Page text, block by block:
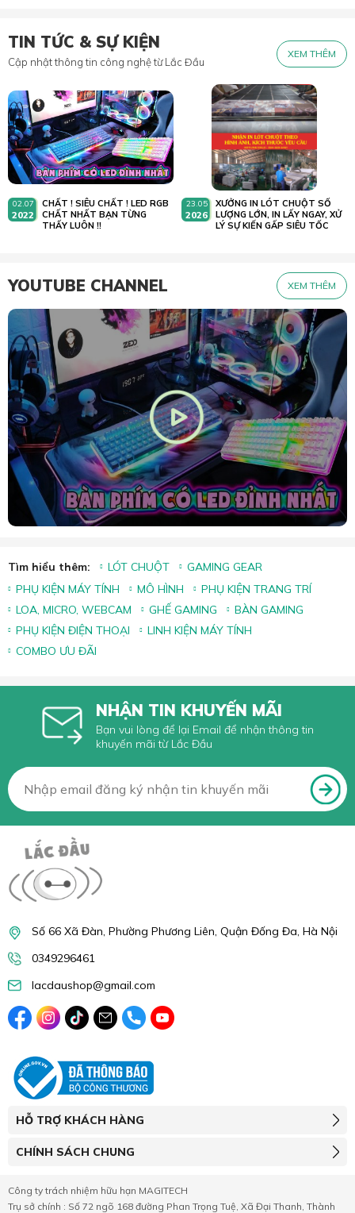
TIN TỨC & SỰ KIỆN
Cập nhật thông tin công nghệ từ Lắc Đầu
XEM THÊM
02.07
2022
CHẤT ! SIÊU CHẤT ! LED RGB
CHẤT NHẤT BẠN TỪNG
THẤY LUÔN !!
23.05
2026
XƯỞNG IN LÓT CHUỘT SỐ
LƯỢNG LỚN, IN LẤY NGAY, XỬ
LÝ SỰ KIẾN GẤP SIÊU TỐC
YOUTUBE CHANNEL XEM THÊM
Tìm hiểu thêm: LÓT CHUỘT
GAMING GEAR
PHỤ KIỆN MÁY TÍNH
MÔ HÌNH
PHỤ KIỆN TRANG TRÍ
LOA, MICRO, WEBCAM
GHẾ GAMING
BÀN GAMING
PHỤ KIỆN ĐIỆN THOẠI
LINH KIỆN MÁY TÍNH
COMBO ƯU ĐÃI
NHẬN TIN KHUYẾN MÃI
Bạn vui lòng để lại Email để nhận thông tin
khuyến mãi từ Lắc Đầu
Số 66 Xã Đàn, Phường Phương Liên, Quận Đống Đa, Hà Nội
0349296461
lacdaushop@gmail.com
HỖ TRỢ KHÁCH HÀNG
CHÍNH SÁCH CHUNG
Công ty trách nhiệm hữu hạn MAGITECH
Trụ sở chính : Số 72 ngõ 168 đường Phan Trọng Tuệ, Xã Đại Thanh, Thành